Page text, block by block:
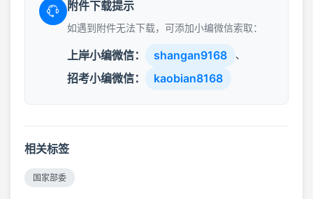
附件下载提示
如遇到附件无法下载，可添加小编微信索取：
上岸小编微信： shangan9168 、
招考小编微信： kaobian8168
相关标签
国家部委